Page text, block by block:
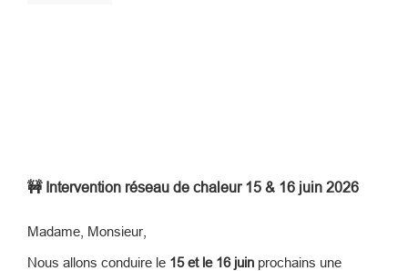
🚧 Intervention réseau de chaleur 15 & 16 juin 2026
Madame, Monsieur,
Nous allons conduire le 15 et le 16 juin prochains une